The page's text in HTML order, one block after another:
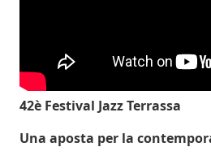
42è Festival Jazz Terrassa
Una aposta per la